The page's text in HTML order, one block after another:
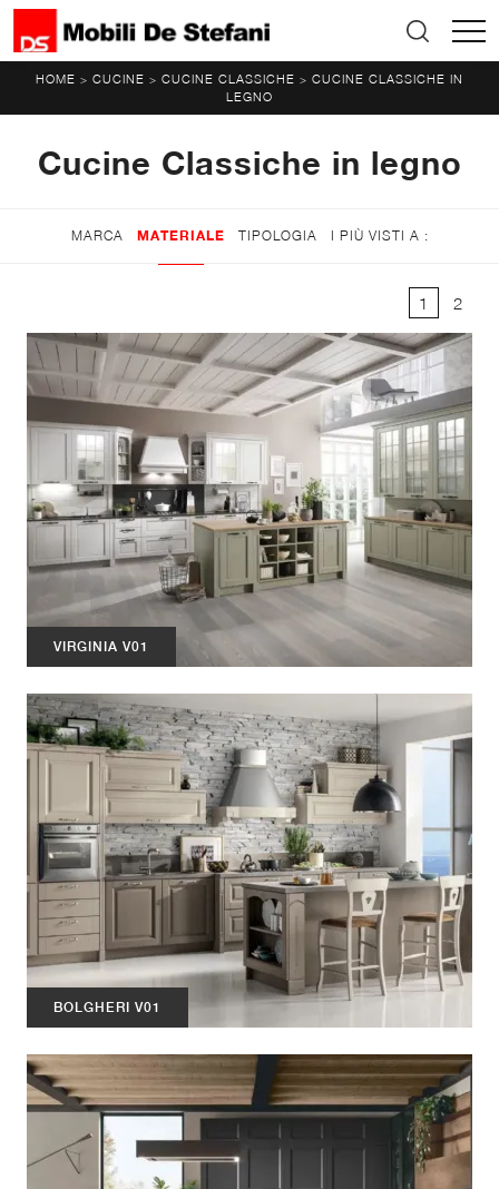
HOME > CUCINE > CUCINE CLASSICHE > CUCINE CLASSICHE IN
LEGNO
Cucine Classiche in legno
MARCA MATERIALE TIPOLOGIA I PIÙ VISTI A :
1 2
VIRGINIA V01
BOLGHERI V01